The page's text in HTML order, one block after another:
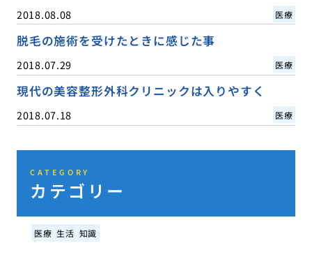
2018.08.08 医療
脱毛の施術を受けたときに感じた事
2018.07.29 医療
現代の美容整形外科クリニックは入りやすく
2018.07.18 医療
CATEGORY
カテゴリー
医療 生活 知識